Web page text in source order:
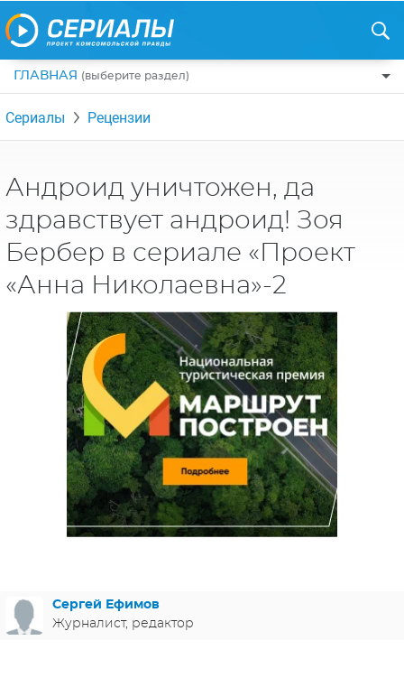
ГЛАВНАЯ (выберите раздел)
ПО ЖАНРАМ
КОМЕДИИ
ДРАМЫ
БОЕВИКИ
ТРИЛЛЕРЫ
ДЕТЕКТИВЫ
КРИМИНАЛ
ФАНТАСТИКА
МЕЛОДРАМЫ
США
АНГЛИЯ
ИТАЛИЯ
УКРАИНА
ИСПАНИЯ
ФРАНЦИЯ
ГЕРМАНИЯ
РЕЦЕНЗИИ
НА ВЫХОДНЫЕ
НОВОСТИ
ИНТЕРЕСНО
НОВОСТИ ТУРЕЦКИХ СЕРИАЛОВ
АЗИАТСКИЕ СЕРИАЛЫ
ИНТЕРВЬЮ
СВЕТСКИЕ НОВОСТИ
СПОЙЛЕРЫ ИЗ СЕРИАЛОВ
Сериалы Рецензии
Андроид уничтожен, да
здравствует андроид! Зоя
Бербер в сериале «Проект
«Анна Николаевна»-2
Сергей Ефимов
Журналист, редактор